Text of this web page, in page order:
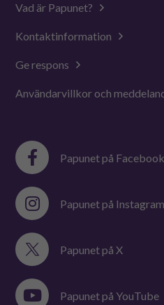
Vad är Papunet?
Kontaktinformation
Ge respons
Användarvillkor och
Papunet på Facebook
Papunet på Instagram
Papunet på X
Papunet på YouTube